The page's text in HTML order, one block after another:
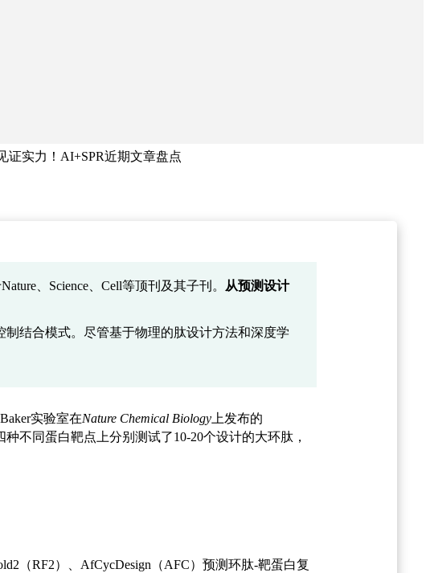
实力！AI+SPR近期文章盘点
、Science、Cell等顶刊及其子刊。
从预测设计
结合模式。尽管基于物理的肽设计方法和深度学
实验室在Nature Chemical Biology上发布的
不同蛋白靶点上分别测试了10-20个设计的大环肽，
（RF2）、AfCycDesign（AFC）预测环肽-靶蛋白复